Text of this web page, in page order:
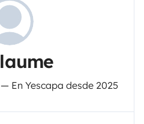
En Yescapa desde 2025